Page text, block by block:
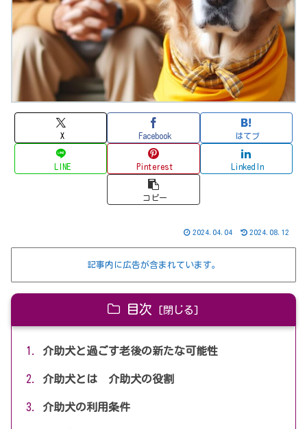
X Facebook はてブ
LINE Pinterest LinkedIn
コピー
2024.04.04 2024.08.12
記事内に広告が含まれています。
目次
介助犬と過ごす老後の新たな可能性
介助犬とは 介助犬の役割
介助犬の利用条件